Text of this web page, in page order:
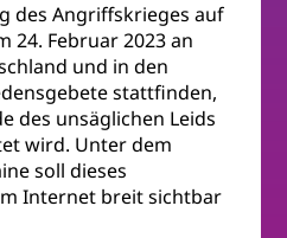
des Angriffskrieges auf
24. Februar 2023 an
und in den
stattfinden,
des unsäglichen Leids
wird. Unter dem
soll dieses
Internet breit sichtbar